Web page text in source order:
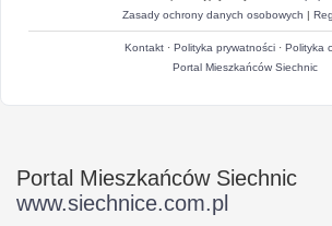
Zasady ochrony danych osobowych |
Kontakt· Polityka prywatności· Polityka
Portal Mieszkańców Siechnic
Portal Mieszkańców Siechnic
www.siechnice.com.pl